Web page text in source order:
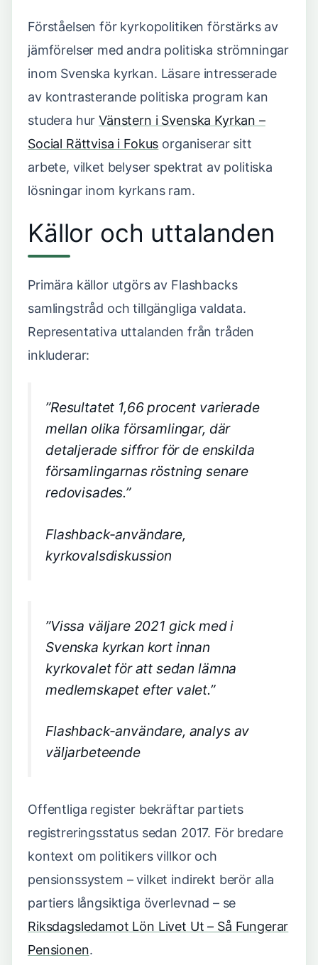
Förståelsen för kyrkopolitiken förstärks av
jämförelser med andra politiska strömningar
inom Svenska kyrkan. Läsare intresserade
av kontrasterande politiska program kan
studera hurVänstern i Svenska Kyrkan –
Social Rättvisa i Fokus organiserar sitt
arbete, vilket belyser spektrat av politiska
lösningar inom kyrkans ram.
Källor och uttalanden
Primära källor utgörs av Flashbacks
samlingstråd och tillgängliga valdata.
Representativa uttalanden från tråden
inkluderar:
”Resultatet 1,66 procent varierade
mellan olika församlingar, där
detaljerade siffror för de enskilda
församlingarnas röstning senare
redovisades.”
Flashback-användare,
kyrkovalsdiskussion
”Vissa väljare 2021 gick med i
Svenska kyrkan kort innan
kyrkovalet för att sedan lämna
medlemskapet efter valet.”
Flashback-användare, analys av
väljarbeteende
Offentliga register bekräftar partiets
registreringsstatus sedan 2017. För bredare
kontext om politikers villkor och
pensionssystem – vilket indirekt berör alla
partiers långsiktiga överlevnad – se
Riksdagsledamot Lön Livet Ut – Så Fungerar
Pensionen.